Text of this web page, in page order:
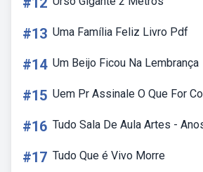
#13 Uma Família Feliz Livro Pdf
#14 Um Beijo Ficou Na Lembrança
#15 Uem Pr Assinale O Que For
#16 Tudo Sala De Aula Artes -
#17 Tudo Que é Vivo Morre